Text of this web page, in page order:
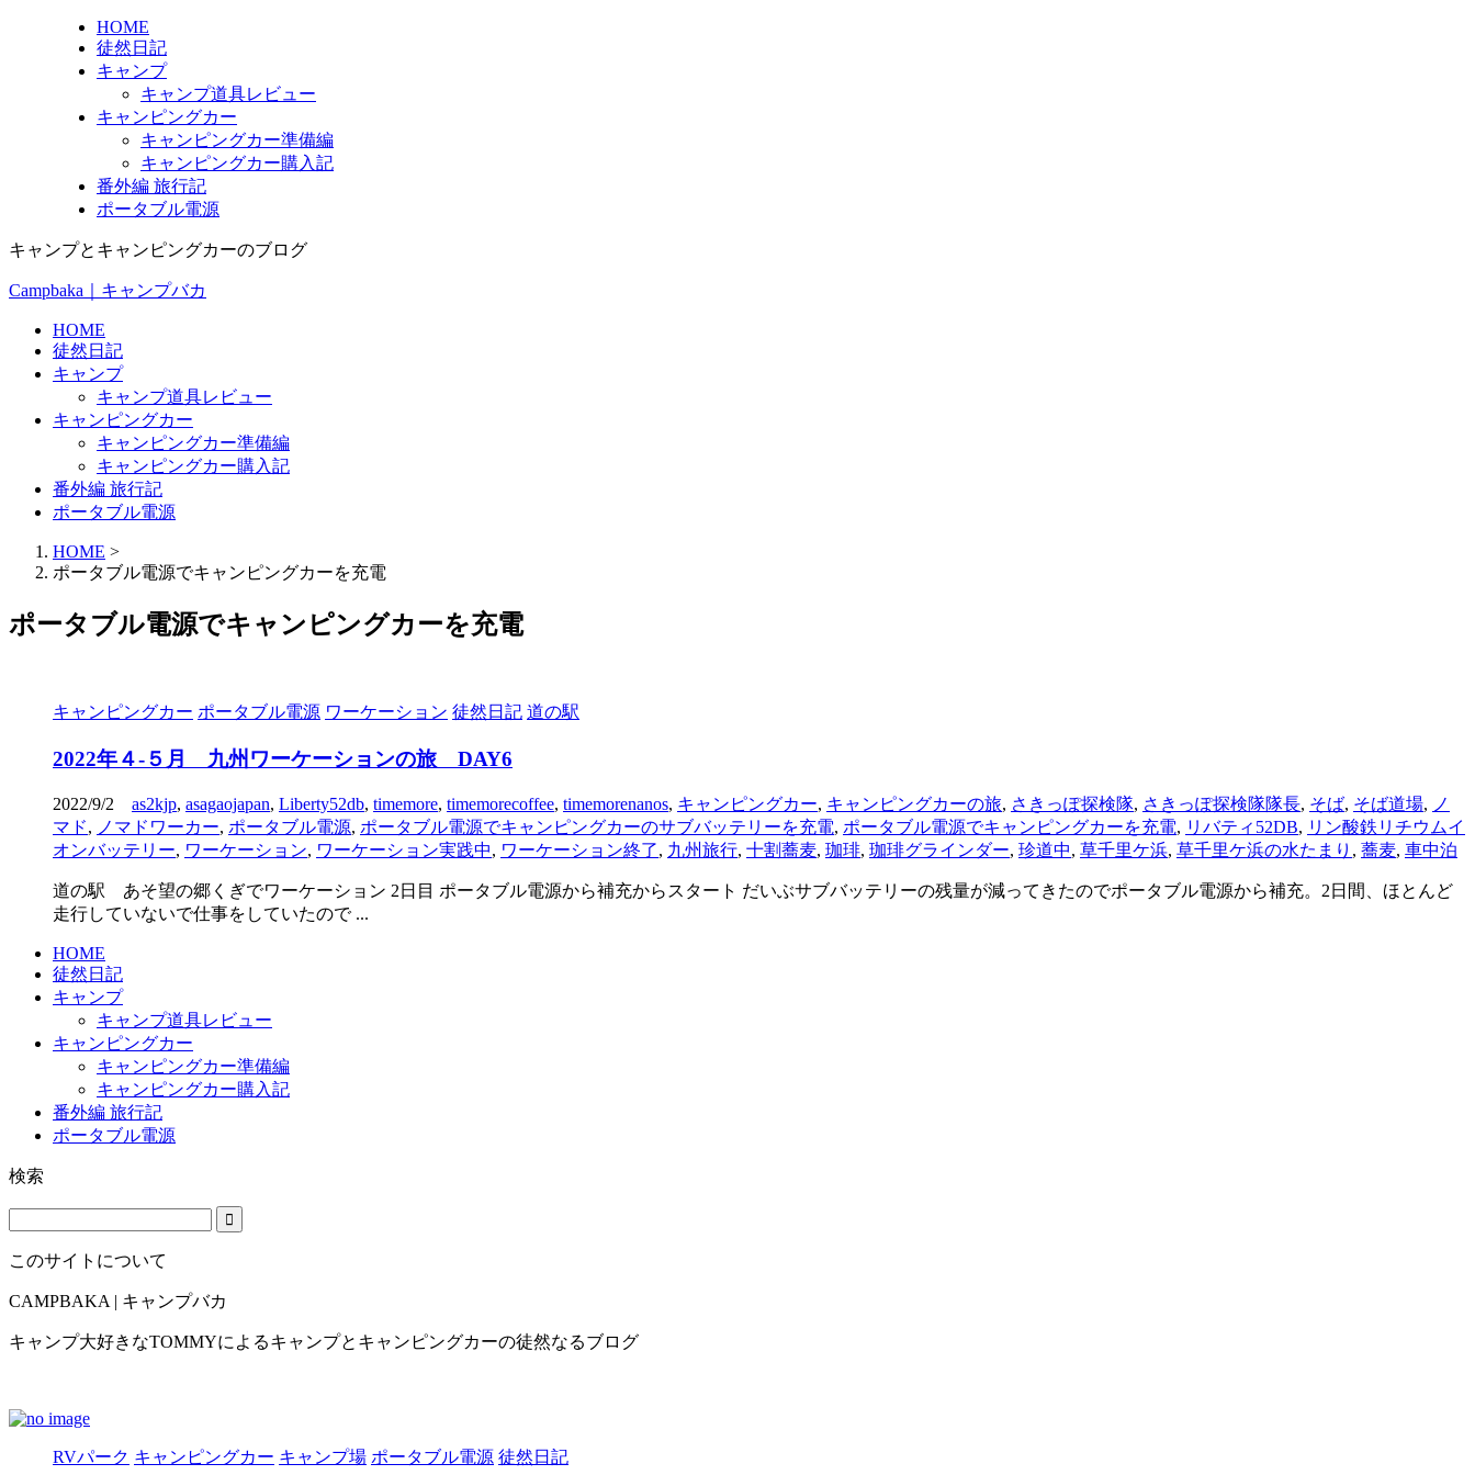
HOME
徒然日記
キャンプ
キャンプ道具レビュー
キャンピングカー
キャンピングカー準備編
キャンピングカー購入記
番外編 旅行記
ポータブル電源
キャンプとキャンピングカーのブログ
Campbaka｜キャンプバカ
HOME
徒然日記
キャンプ
キャンプ道具レビュー
キャンピングカー
キャンピングカー準備編
キャンピングカー購入記
番外編 旅行記
ポータブル電源
HOME >
ポータブル電源でキャンピングカーを充電
ポータブル電源でキャンピングカーを充電
キャンピングカー ポータブル電源 ワーケーション 徒然日記 道の駅
2022年４‐５月 九州ワーケーションの旅 DAY6
2022/9/2 as2kjp, asagaojapan, Liberty52db, timemore, timemorecoffee, timemorenanos, キャンピングカー, キャンピングカーの旅, さきっぽ探検隊, さきっぽ探検隊隊長, そば, そば道場, ノ
マド, ノマドワーカー, ポータブル電源, ポータブル電源でキャンピングカーのサブバッテリーを充電, ポータブル電源でキャンピングカーを充電, リバティ52DB, リン酸鉄リチウムイ
オンバッテリー, ワーケーション, ワーケーション実践中, ワーケーション終了, 九州旅行, 十割蕎麦, 珈琲, 珈琲グラインダー, 珍道中, 草千里ケ浜, 草千里ケ浜の水たまり , 蕎麦, 車中泊
道の駅 あそ望の郷くぎでワーケーション 2日目 ポータブル電源から補充からスタート だいぶサブバッテリーの残量が減ってきたのでポータブル電源から補充。2日間、ほとんど
走行していないで仕事をしていたので ...
HOME
徒然日記
キャンプ
キャンプ道具レビュー
キャンピングカー
キャンピングカー準備編
キャンピングカー購入記
番外編 旅行記
ポータブル電源
検索
このサイトについて
CAMPBAKA | キャンプバカ
キャンプ大好きなTOMMYによるキャンプとキャンピングカーの徒然なるブログ
RVパーク キャンピングカー キャンプ場 ポータブル電源 徒然日記